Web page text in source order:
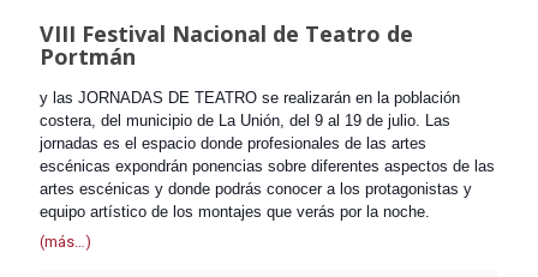
VIII Festival Nacional de Teatro de
Portmán
y las JORNADAS DE TEATRO se realizarán en la población
costera, del municipio de La Unión, del 9 al 19 de julio. Las
jornadas es el espacio donde profesionales de las artes
escénicas expondrán ponencias sobre diferentes aspectos de las
artes escénicas y donde podrás conocer a los protagonistas y
equipo artístico de los montajes que verás por la noche.
(más…)